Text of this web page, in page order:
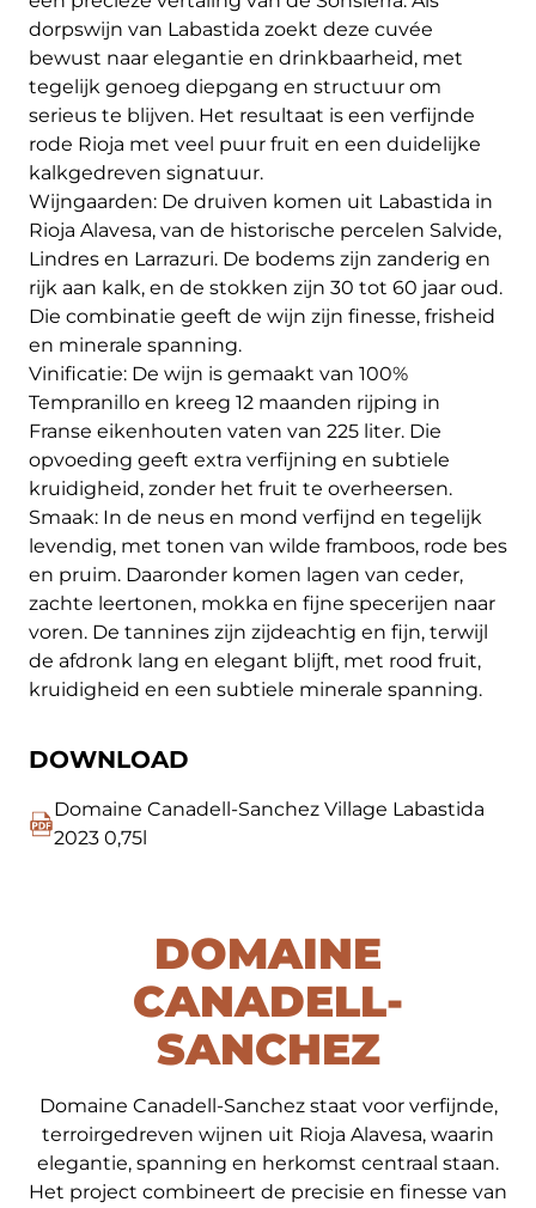
dorpswijn van Labastida zoekt deze cuvée
bewust naar elegantie en drinkbaarheid, met
tegelijk genoeg diepgang en structuur om
serieus te blijven. Het resultaat is een verfijnde
rode Rioja met veel puur fruit en een duidelijke
kalkgedreven signatuur.
Wijngaarden: De druiven komen uit Labastida in
Rioja Alavesa, van de historische percelen Salvide,
Lindres en Larrazuri. De bodems zijn zanderig en
rijk aan kalk, en de stokken zijn 30 tot 60 jaar oud.
Die combinatie geeft de wijn zijn finesse, frisheid
en minerale spanning.
Vinificatie: De wijn is gemaakt van 100%
Tempranillo en kreeg 12 maanden rijping in
Franse eikenhouten vaten van 225 liter. Die
opvoeding geeft extra verfijning en subtiele
kruidigheid, zonder het fruit te overheersen.
Smaak: In de neus en mond verfijnd en tegelijk
levendig, met tonen van wilde framboos, rode bes
en pruim. Daaronder komen lagen van ceder,
zachte leertonen, mokka en fijne specerijen naar
voren. De tannines zijn zijdeachtig en fijn, terwijl
de afdronk lang en elegant blijft, met rood fruit,
kruidigheid en een subtiele minerale spanning.
DOWNLOAD
Domaine Canadell-Sanchez Village Labastida
2023 0,75l
DOMAINE
CANADELL-
SANCHEZ
Domaine Canadell-Sanchez staat voor verfijnde,
terroirgedreven wijnen uit Rioja Alavesa, waarin
elegantie, spanning en herkomst centraal staan.
Het project combineert de precisie en finesse van